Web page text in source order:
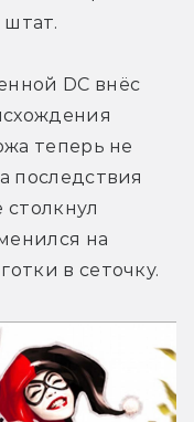
DC внёс
теперь не
последствия
на
в сеточку.